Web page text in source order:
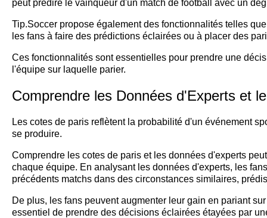
peut prédire le vainqueur d'un match de football avec un
Tip.Soccer propose également des fonctionnalités telles
les fans à faire des prédictions éclairées ou à placer des
Ces fonctionnalités sont essentielles pour prendre une
l'équipe sur laquelle parier.
Comprendre les Données d'Experts et
Les cotes de paris reflètent la probabilité d'un événement
se produire.
Comprendre les cotes de paris et les données d'experts
chaque équipe. En analysant les données d'experts, les
précédents matchs dans des circonstances similaires,
De plus, les fans peuvent augmenter leur gain en pariant
essentiel de prendre des décisions éclairées étayées par